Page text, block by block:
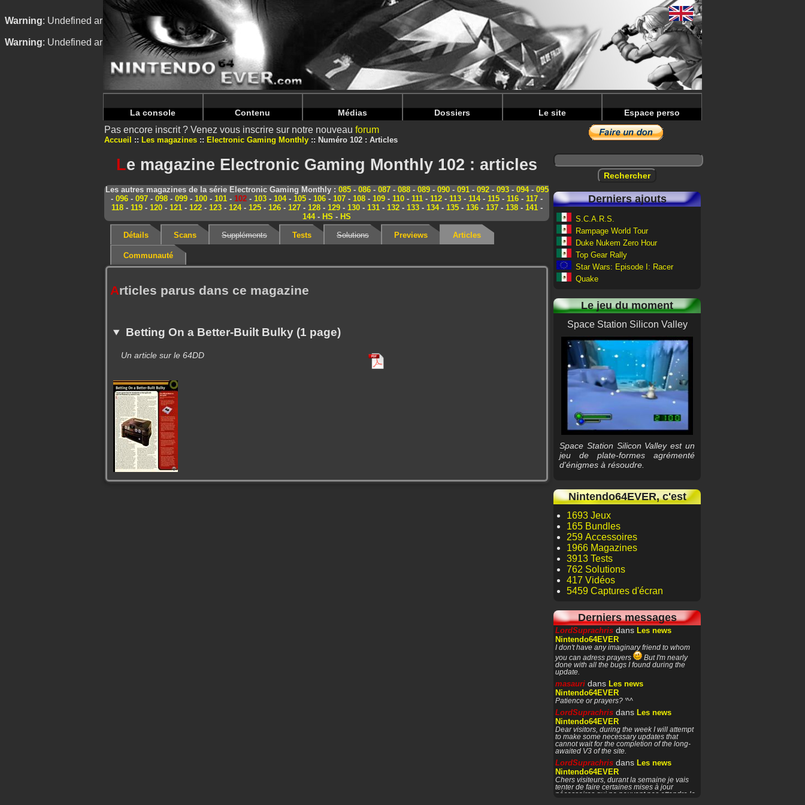
Warning: Undefined array key "HTTP_REFERER" in/home/nintendoju/www/Magazine-Dossiers.php on line 70
Warning: Undefined array key "HTTP_REFERER" in/home/nintendoju/www/Magazine-Dossiers.phpon line74
La console Contenu Médias Dossiers Le site Espace perso
Pas encore inscrit ? Venez vous inscrire sur notre nouveau forum
Accueil Les magazines Electronic Gaming Monthly Numéro 102 : Articles
Le magazine Electronic Gaming Monthly 102 : articles
Les autres magazines de la série Electronic Gaming Monthly : 085- 086- 087- 088- 089- 090- 091- 092- 093- 094- 095
- 096 - 097 - 098 - 099 - 100 - 101 - 102 - 103 - 104- 105 - 106 - 107 - 108 - 109 - 110 - 111 - 112 - 113 - 114- 115 - 116 - 117 -
118- 119- 120- 121- 122- 123- 124- 125- 126- 127- 128- 129- 130- 131- 132- 133- 134- 135- 136- 137- 138- 141-
144- HS - HS
Détails Scans Suppléments Tests Solutions Previews Articles
Communauté
Articles parus dans ce magazine
Betting On a Better-Built Bulky (1 page)
Un article sur le 64DD
Derniers ajouts
S.C.A.R.S.
Rampage World Tour
Duke Nukem Zero Hour
Top Gear Rally
Star Wars: Episode I: Racer
Quake
Le jeu du moment
Space Station Silicon Valley
Space Station Silicon Valley est un
jeu de plate-formes agrémenté
d'énigmes à résoudre.
Nintendo64EVER, c'est
1693 Jeux
165 Bundles
259 Accessoires
1966 Magazines
3913 Tests
762 Solutions
417 Vidéos
5459 Captures d'écran
Derniers messages
LordSuprachris dans Les news
Nintendo64EVER
I don't have any imaginary friend to whom
you can adress prayers
But I'm nearly
done with all the bugs I found during the
update.
masauri dans Les news
Nintendo64EVER
Patience or prayers? '^^
LordSuprachris dans Les news
Nintendo64EVER
Dear visitors, during the week I will attempt
to make some necessary updates that
cannot wait for the completion of the long-
awaited V3 of the site.
LordSuprachris dans Les news
Nintendo64EVER
Chers visiteurs, durant la semaine je vais
tenter de faire certaines mises à jour
nécessaires qui ne peuvent pas attendre la